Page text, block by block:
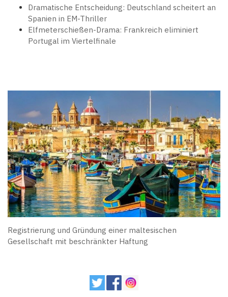
Dramatische Entscheidung: Deutschland scheitert an
Spanien in EM-Thriller
Elfmeterschießen-Drama: Frankreich eliminiert
Portugal im Viertelfinale
Registrierung und Gründung einer maltesischen
Gesellschaft mit beschränkter Haftung